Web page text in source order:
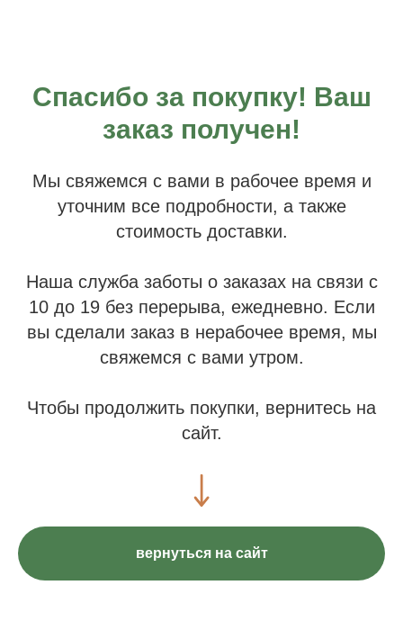
Спасибо за покупку! Ваш
заказ получен!
Мы свяжемся с вами в рабочее время и
уточним все подробности, а также
стоимость доставки.
Наша служба заботы о заказах на связи с
10 до 19 без перерыва, ежедневно. Если
вы сделали заказ в нерабочее время, мы
свяжемся с вами утром.
Чтобы продолжить покупки, вернитесь на
сайт.
вернуться на сайт